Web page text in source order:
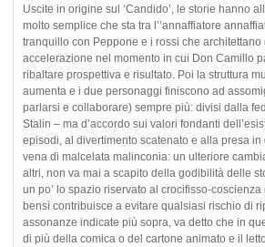
Uscite in origine sul ‘Candido’, le storie hanno
molto semplice che sta tra l’’annaffiatore
tranquillo con Peppone e i rossi che architettano
accelerazione nel momento in cui Don Camillo
ribaltare prospettiva e risultato. Poi la struttura
aumenta e i due personaggi finiscono ad
parlarsi e collaborare) sempre più: divisi dalla
Stalin – ma d’accordo sui valori fondanti
episodi, al divertimento scatenato e alla presa
vena di malcelata malinconia: un ulteriore
altri, non va mai a scapito della godibilità delle
un po’ lo spazio riservato al crocifisso-coscienza
bensì contribuisce a evitare qualsiasi rischio di
assonanze indicate più sopra, va detto che in
di più della comica o del cartone animato e il